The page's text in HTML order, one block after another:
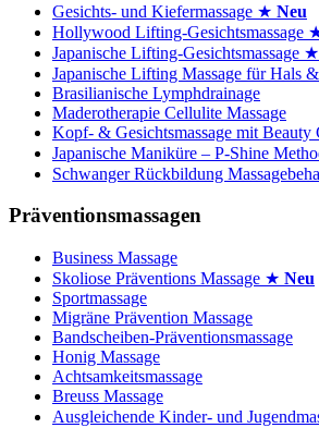
Gesichts- und Kiefermassage ★ Neu
Hollywood Lifting-Gesichtsmassage
Japanische Lifting-Gesichtsmassage ★
Japanische Lifting Massage für Hals
Brasilianische Lymphdrainage
Maderotherapie Cellulite Massage
Kopf- & Gesichtsmassage mit Beauty
Japanische Maniküre – P-Shine
Schwanger Rückbildung
Präventionsmassagen
Business Massage
Skoliose Präventions Massage ★ Neu
Sportmassage
Migräne Prävention Massage
Bandscheiben-Präventionsmassage
Honig Massage
Achtsamkeitsmassage
Breuss Massage
Ausgleichende Kinder- und